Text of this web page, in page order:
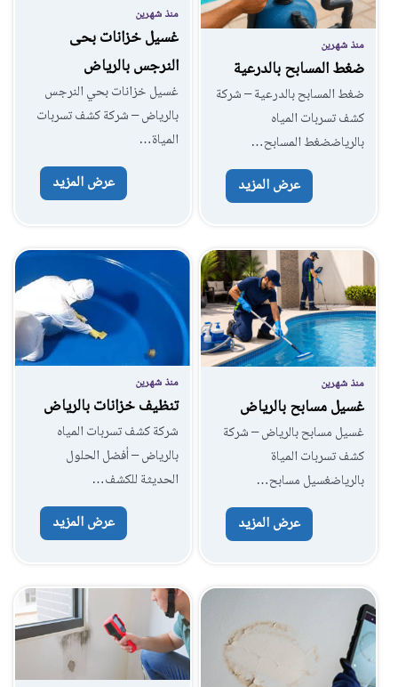
منذ شهرين
ضغط المسابح بالدرعية
ضغط المسابح بالدرعية – شركة
كشف تسربات المياه
بالرياضضغط المسابح…
عرض المزيد
منذ شهرين
غسيل خزانات بحى
النرجس بالرياض
غسيل خزانات بحي النرجس
بالرياض – شركة كشف تسربات
المياة…
عرض المزيد
منذ شهرين
غسيل مسابح بالرياض
غسيل مسابح بالرياض – شركة
كشف تسربات المياة
بالرياضغسيل مسابح…
عرض المزيد
منذ شهرين
تنظيف خزانات بالرياض
شركة كشف تسربات المياه
بالرياض – أفضل الحلول
الحديثة للكشف…
عرض المزيد